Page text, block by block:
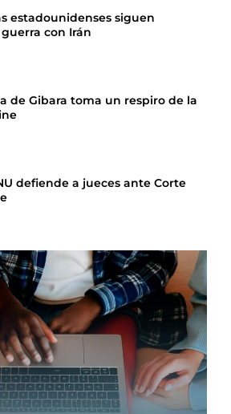
estadounidenses siguen
con Irán
de Gibara toma un respiro de la
defiende a jueces ante Corte